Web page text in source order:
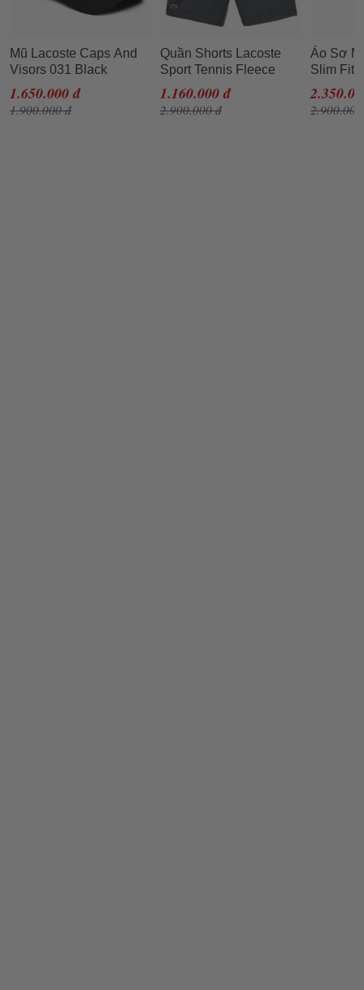
Mũ Lacoste Caps And
Visors 031 Black
RK2447-00 RK2662 10
031 Màu Đen
1.650.000 đ
1.900.000 đ
Quần Shorts Lacoste
Sport Tennis Fleece
Short Men GH2136-050
Màu Xám Size 5
1.160.000 đ
2.900.000 đ
Áo Sơ
Slim Fit
Shirt
Xanh